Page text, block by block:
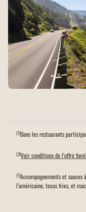
(1)Dans les restaurants
(3)Voir conditions de l'offre
(7)Accompagnements et
l’américaine, texas fries, et